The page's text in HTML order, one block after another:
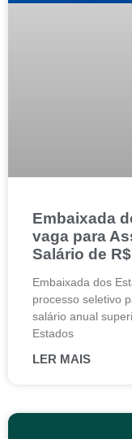
Embaixada
vaga para
Salário de
Embaixada dos
processo seletivo
salário anual
Estados
LER MAIS